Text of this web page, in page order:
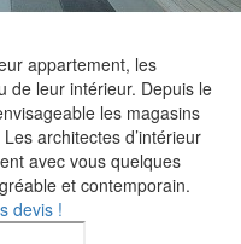
appartement, les
de leur intérieur. Depuis le
les magasins
architectes d’intérieur
avec vous quelques
et contemporain.
devis !